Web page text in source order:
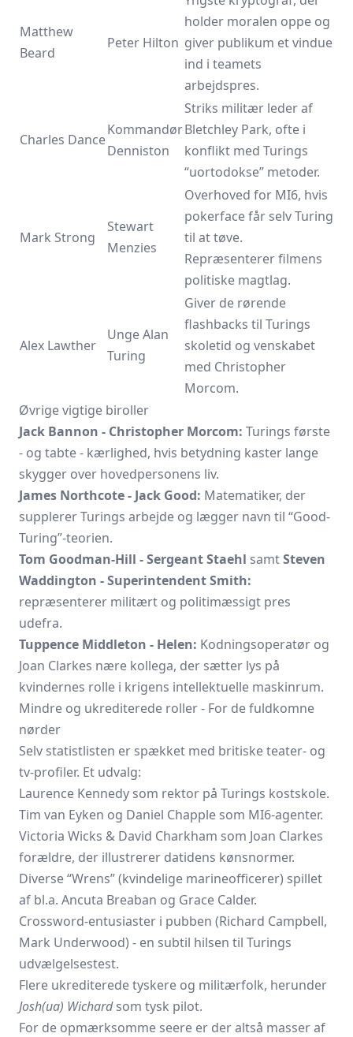
Matthew
Beard
Peter Hilton
holder moralen oppe og
giver publikum et vindue
ind i teamets
arbejdspres.
Charles Dance
Kommandør
Denniston
Striks militær leder af
Bletchley Park, ofte i
konflikt med Turings
“uortodokse” metoder.
Mark Strong
Stewart
Menzies
Overhoved for MI6, hvis
pokerface får selv Turing
til at tøve.
Repræsenterer filmens
politiske magtlag.
Alex Lawther
Unge Alan
Turing
Giver de rørende
flashbacks til Turings
skoletid og venskabet
med Christopher
Morcom.
Øvrige vigtige biroller
Jack Bannon - Christopher Morcom: Turings første
- og tabte - kærlighed, hvis betydning kaster lange
skygger over hovedpersonens liv.
James Northcote - Jack Good: Matematiker, der
supplerer Turings arbejde og lægger navn til “Good-
Turing”-teorien.
Tom Goodman-Hill - Sergeant Staehl samtSteven
Waddington - Superintendent Smith:
repræsenterer militært og politimæssigt pres
udefra.
Tuppence Middleton - Helen: Kodningsoperatør og
Joan Clarkes nære kollega, der sætter lys på
kvindernes rolle i krigens intellektuelle maskinrum.
Mindre og ukrediterede roller - For de fuldkomne
nørder
Selv statistlisten er spækket med britiske teater- og
tv-profiler. Et udvalg:
Laurence Kennedy som rektor på Turings kostskole.
Tim van Eyken og Daniel Chapple som MI6-agenter.
Victoria Wicks & David Charkham som Joan Clarkes
forældre, der illustrerer datidens kønsnormer.
Diverse “Wrens” (kvindelige marineofficerer) spillet
af bl.a. Ancuta Breaban og Grace Calder.
Crossword-entusiaster i pubben (Richard Campbell,
Mark Underwood) - en subtil hilsen til Turings
udvælgelses­test.
Flere ukrediterede tyskere og militærfolk, herunder
Josh(ua) Wichardsom tysk pilot.
For de opmærksomme seere er der altså masser af